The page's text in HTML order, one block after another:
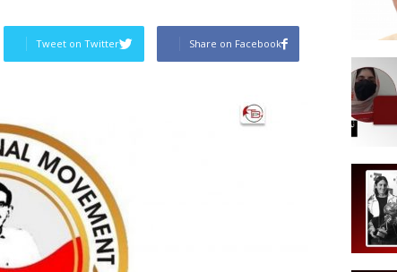
Share on Facebook
Tweet on Twitter